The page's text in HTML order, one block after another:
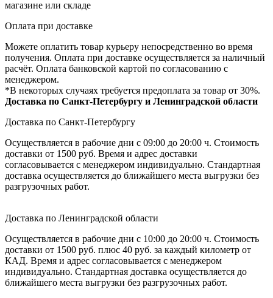
магазине или складе
Оплата при доставке
Можете оплатить товар курьеру непосредственно во время
получения. Оплата при доставке осуществляется за наличный
расчёт. Оплата банковской картой по согласованию с
менеджером.
*В некоторых случаях требуется предоплата за товар от 30%.
Доставка по Санкт-Петербургу и Ленинградской области
Доставка по Санкт-Петербургу
Осуществляется в рабочие дни с 09:00 до 20:00 ч. Стоимость
доставки от 1500 руб. Время и адрес доставки
согласовывается с менеджером индивидуально. Стандартная
доставка осуществляется до ближайшего места выгрузки без
разгрузочных работ.
Доставка по Ленинградской области
Осуществляется в рабочие дни с 10:00 до 20:00 ч. Стоимость
доставки от 1500 руб. плюс 40 руб. за каждый километр от
КАД. Время и адрес согласовывается с менеджером
индивидуально. Стандартная доставка осуществляется до
ближайшего места выгрузки без разгрузочных работ.